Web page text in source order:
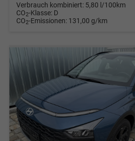
Verbrauch kombiniert: 5,80 l/100km
CO2-Klasse: D
CO2-Emissionen: 131,00 g/km